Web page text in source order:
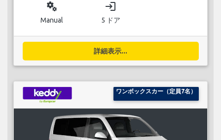
miscellaneous_services
Manual
login
5 ドア
詳細表示...
ワンボックスカー（定員7名）